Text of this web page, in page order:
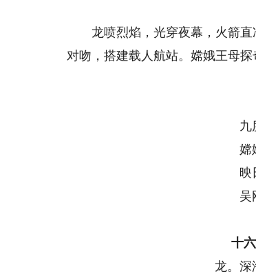
龙喷烈焰，光穿夜幕，火箭直
对吻，搭建载人航站。嫦娥王母探
九
嫦
映
吴
十
龙。深